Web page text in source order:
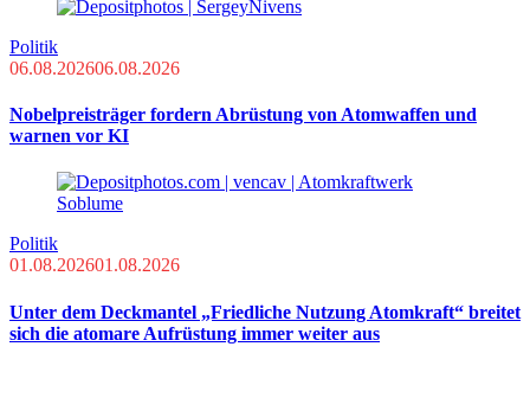
Politik
06.08.202606.08.2026
Nobelpreisträger fordern Abrüstung von Atomwaffen und
warnen vor KI
Politik
01.08.202601.08.2026
Unter dem Deckmantel „Friedliche Nutzung Atomkraft“ breitet
sich die atomare Aufrüstung immer weiter aus